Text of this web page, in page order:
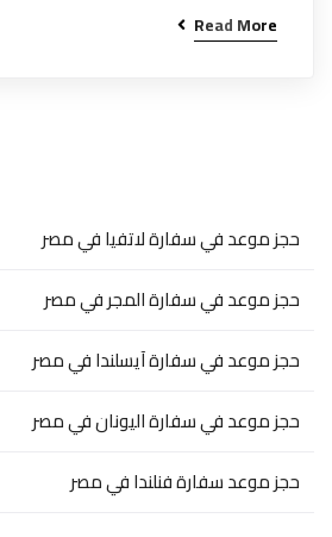
Read More
حجز موعد في سفارة لاتفيا في مصر
حجز موعد في سفارة المجر في مصر
حجز موعد في سفارة آيسلندا في مصر
حجز موعد في سفارة اليونان في مصر
حجز موعد سفارة فنلندا في مصر